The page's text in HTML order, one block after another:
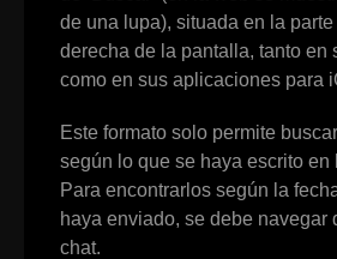
de una lupa), situada en la
derecha de la pantalla, tanto en
como en sus aplicaciones para
Este formato solo permite
según lo que se haya escrito en
Para encontrarlos según la
haya enviado, se debe navegar
chat.